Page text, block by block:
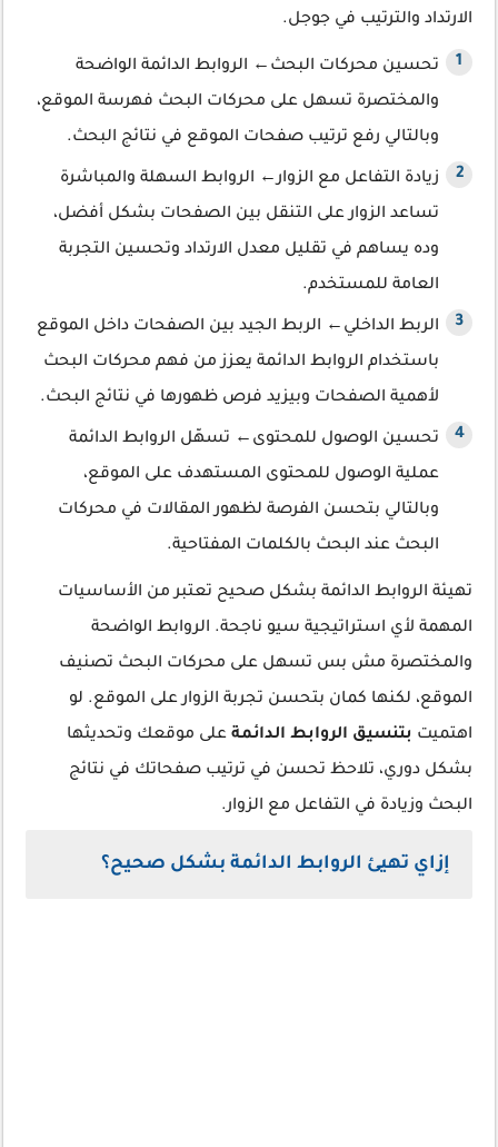
الارتداد والترتيب في جوجل.
تحسين محركات البحث← الروابط الدائمة الواضحة
والمختصرة تسهل على محركات البحث فهرسة الموقع،
وبالتالي رفع ترتيب صفحات الموقع في نتائج البحث.
زيادة التفاعل مع الزوار← الروابط السهلة والمباشرة
تساعد الزوار على التنقل بين الصفحات بشكل أفضل،
وده يساهم في تقليل معدل الارتداد وتحسين التجربة
العامة للمستخدم.
الربط الداخلي← الربط الجيد بين الصفحات داخل الموقع
باستخدام الروابط الدائمة يعزز من فهم محركات البحث
لأهمية الصفحات وبيزيد فرص ظهورها في نتائج البحث.
تحسين الوصول للمحتوى← تسهّل الروابط الدائمة
عملية الوصول للمحتوى المستهدف على الموقع،
وبالتالي بتحسن الفرصة لظهور المقالات في محركات
البحث عند البحث بالكلمات المفتاحية.
تهيئة الروابط الدائمة بشكل صحيح تعتبر من الأساسيات
المهمة لأي استراتيجية سيو ناجحة. الروابط الواضحة
والمختصرة مش بس تسهل على محركات البحث تصنيف
الموقع، لكنها كمان بتحسن تجربة الزوار على الموقع. لو
اهتميت بتنسيق الروابط الدائمة على موقعك وتحديثها
بشكل دوري، تلاحظ تحسن في ترتيب صفحاتك في نتائج
البحث وزيادة في التفاعل مع الزوار.
إزاي تهيئ الروابط الدائمة بشكل صحيح؟